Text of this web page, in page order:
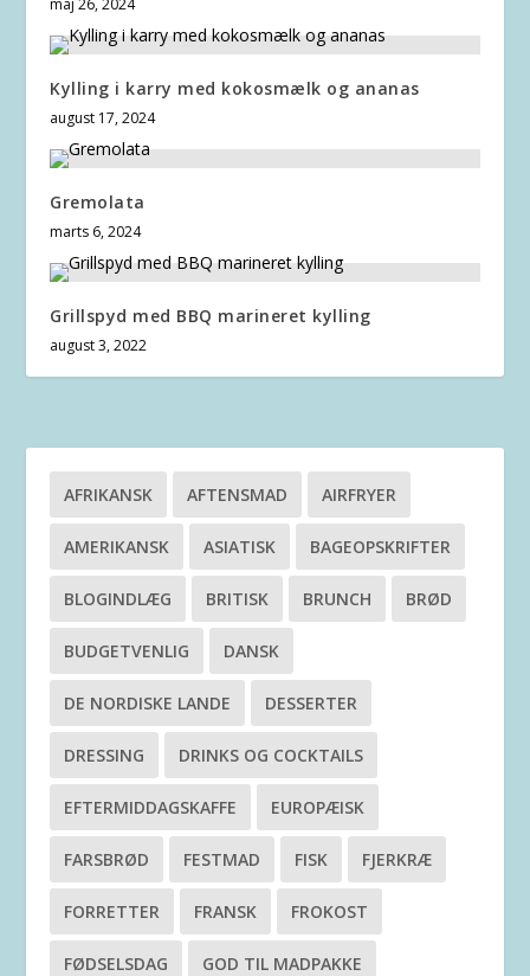
Kylling i karry med kokosmælk og ananas
august 17, 2024
Gremolata
marts 6, 2024
Grillspyd med BBQ marineret kylling
august 3, 2022
AFRIKANSK AFTENSMAD AIRFRYER
AMERIKANSK ASIATISK BAGEOPSKRIFTER
BLOGINDLÆG BRITISK BRUNCH BRØD
BUDGETVENLIG DANSK
DE NORDISKE LANDE DESSERTER
DRESSING DRINKS OG COCKTAILS
EFTERMIDDAGSKAFFE EUROPÆISK
FARSBRØD FESTMAD FISK FJERKRÆ
FORRETTER FRANSK FROKOST
FØDSELSDAG GOD TIL MADPAKKE